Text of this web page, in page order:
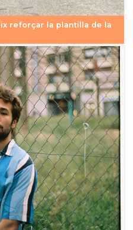
reforçar la plantilla de la